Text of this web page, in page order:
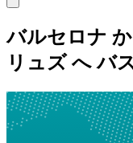
バルセロナ
リュズ へ バ